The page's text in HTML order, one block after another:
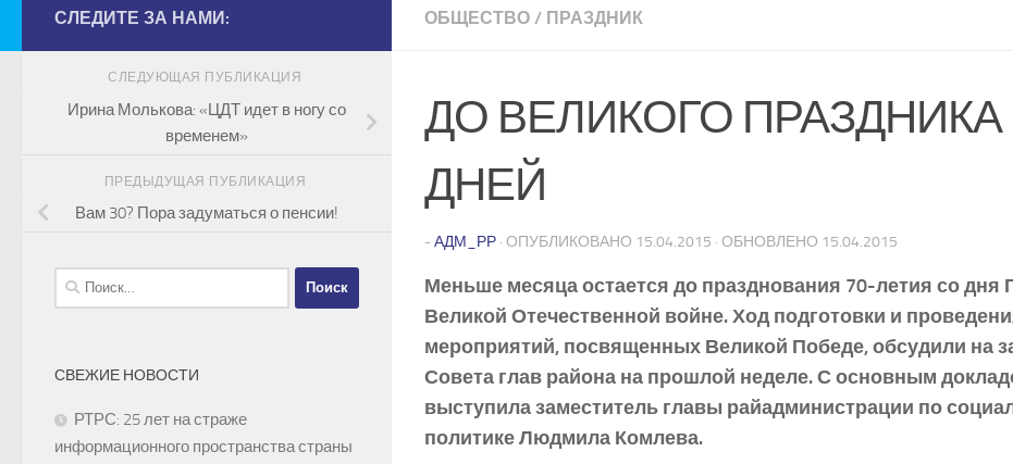
ОБЩЕСТВО / ПРАЗДНИК
ДО ВЕЛИКОГО
ДНЕЙ
- АДМ_РР · ОПУБЛИКОВАНО 15.04.2015 · ОБНОВЛЕНО 15.04.2015
Меньше месяца остается до празднования 70-летия со дня
Великой Отечественной войне. Ход подготовки и
мероприятий, посвященных Великой Победе, обсудили на
Совета глав района на прошлой неделе. С основным
выступила заместитель главы райадминистрации по
политике Людмила Комлева.
СЛЕДИТЕ ЗА НАМИ:
СЛЕДУЮЩАЯ ПУБЛИКАЦИЯ
Ирина Молькова: «ЦДТ идет в ногу со
временем»
ПРЕДЫДУЩАЯ ПУБЛИКАЦИЯ
Вам 30? Пора задуматься о пенсии!
Найти:
СВЕЖИЕ НОВОСТИ
РТРС: 25 лет на страже
информационного пространства страны